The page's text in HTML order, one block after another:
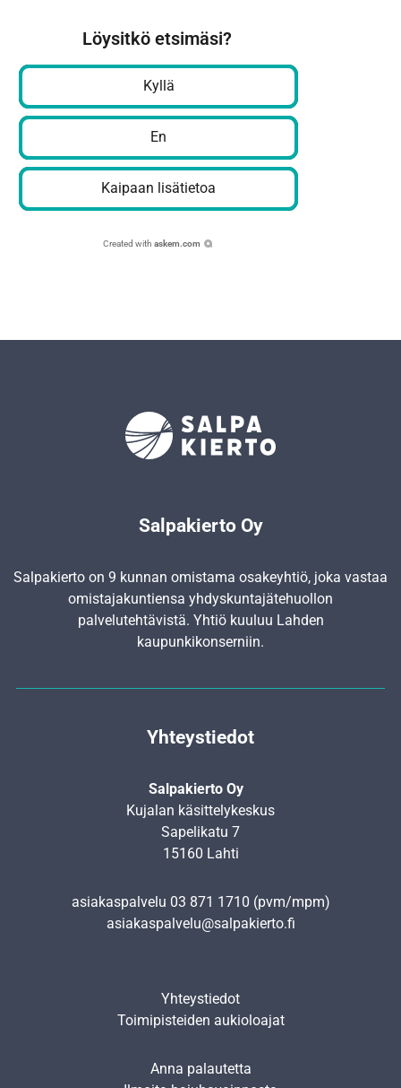
Löysitkö etsimäsi?
Kyllä
En
Kaipaan lisätietoa
Created with askem.com
Salpakierto Oy
Salpakierto on 9 kunnan omistama osakeyhtiö, joka vastaa
omistajakuntiensa yhdyskunta­jätehuollon
palvelutehtävistä. Yhtiö kuuluu Lahden
kaupunkikonserniin.
Yhteystiedot
Salpakierto Oy
Kujalan käsittelykeskus
Sapelikatu 7
15160 Lahti
asiakaspalvelu 03 871 1710 (pvm/mpm)
asiakaspalvelu@salpakierto.fi
Yhteystiedot
Toimipisteiden aukioloajat
Anna palautetta